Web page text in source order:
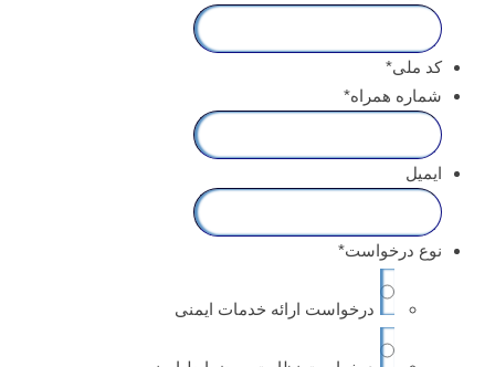
کد ملی*
شماره همراه*
ایمیل
نوع درخواست*
درخواست ارائه خدمات ایمنی